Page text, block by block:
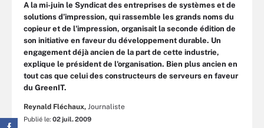
A la mi-juin le Syndicat des entreprises de systèmes et de
solutions d’impression, qui rassemble les grands noms du
copieur et de l'impression, organisait la seconde édition de
son initiative en faveur du développement durable. Un
engagement déjà ancien de la part de cette industrie,
explique le président de l'organisation. Bien plus ancien en
tout cas que celui des constructeurs de serveurs en faveur
du GreenIT.
Reynald Fléchaux, Journaliste
Publié le: 02 juil. 2009